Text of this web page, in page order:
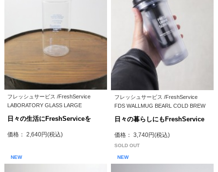
フレッシュサービス /FreshService
LABORATORY GLASS LARGE
日々の生活にFreshServiceを
価格： 2,640円(税込)
フレッシュサービス /FreshService
FDS WALLMUG BEARL COLD BREW
日々の暮らしにもFreshService
価格： 3,740円(税込)
SOLD OUT
NEW NEW